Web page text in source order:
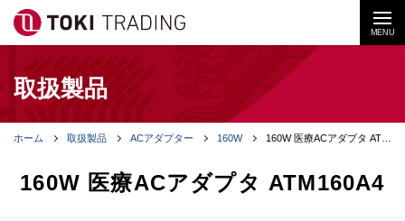
MENU
取扱製品
ホーム 取扱製品 ACアダプター 160W 160W 医療ACアダプタ ATM160A4
160W 医療ACアダプタ ATM160A4